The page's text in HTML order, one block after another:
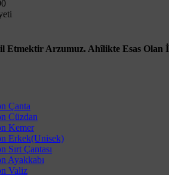
Etmektir Arzumuz. Ahîlikte Esas
Çanta
Cüzdan
Kemer
Erkek(Unisek)
Sırt Çantası
Ayakkabı
Valiz